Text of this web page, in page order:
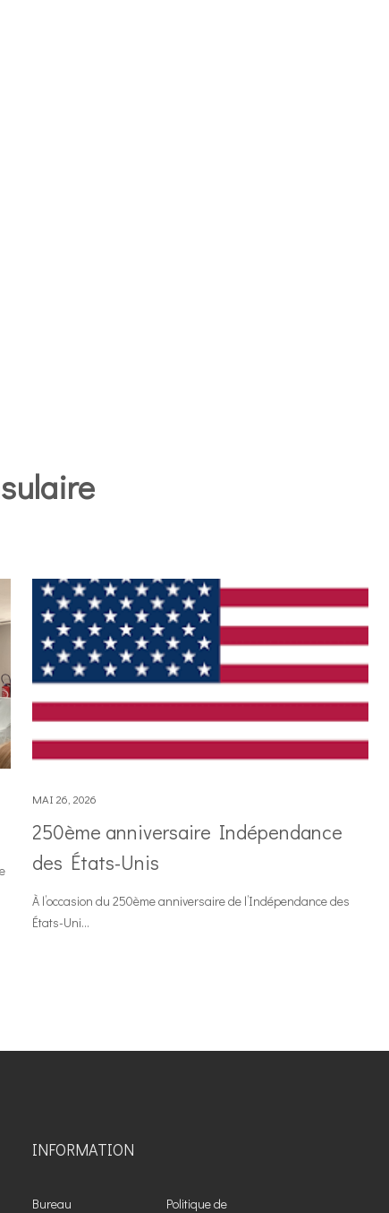
MAI 26, 2026
250ème anniversaire Indépendance
des États-Unis
À l’occasion du 250ème anniversaire de l’Indépendance des
États-Uni...
INFORMATION
Bureau
Politique de